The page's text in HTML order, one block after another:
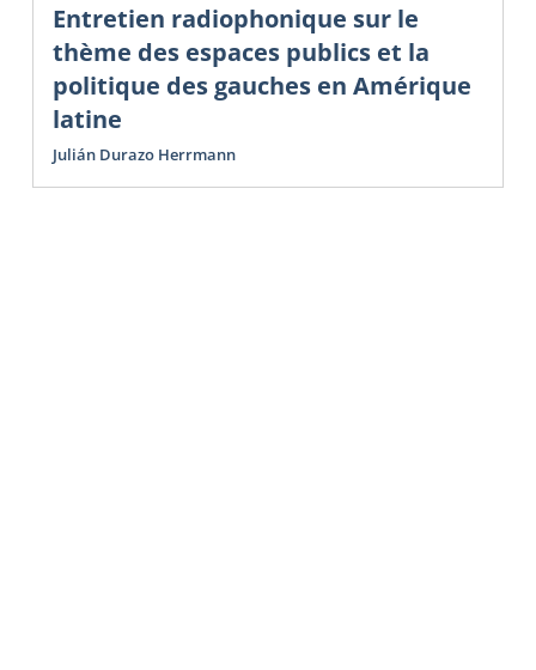
Entretien radiophonique sur le
thème des espaces publics et la
politique des gauches en Amérique
latine
Julián Durazo Herrmann